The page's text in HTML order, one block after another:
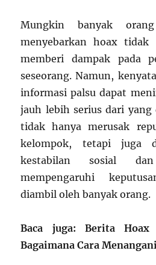
Mungkin banyak
menyebarkan hoax tidak
memberi dampak pada
seseorang. Namun,
informasi palsu dapat
jauh lebih serius dari yang
tidak hanya merusak
kelompok, tetapi juga
kestabilan sosial
mempengaruhi
diambil oleh banyak orang.
Baca juga: Berita
Bagaimana Cara